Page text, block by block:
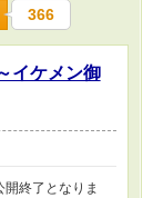
366
イケメン御
終了となりま